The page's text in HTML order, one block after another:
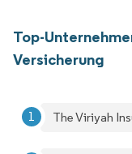
Top-
Versicherung
The Viriyah